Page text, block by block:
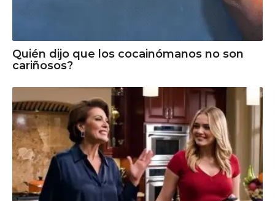
Quién dijo que los cocainómanos no son
cariñosos?